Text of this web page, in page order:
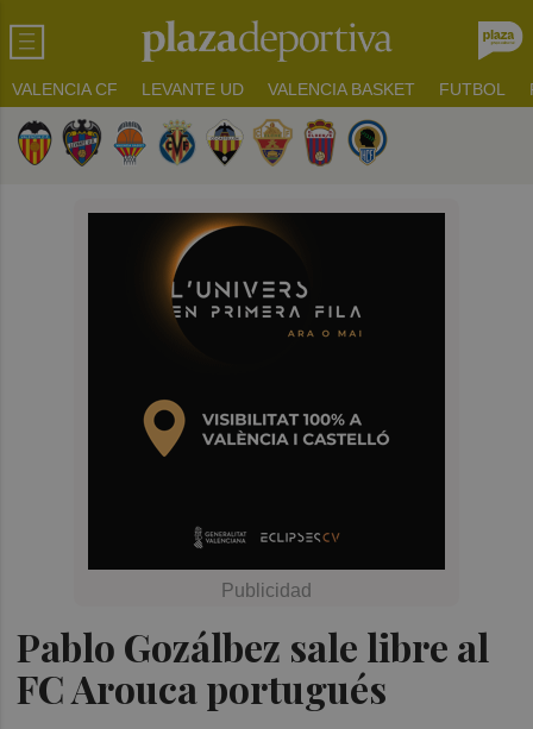
VALENCIA CF LEVANTE UD VALENCIA BASKET FUTBOL
Pablo Gozálbez sale libre al
FC Arouca portugués